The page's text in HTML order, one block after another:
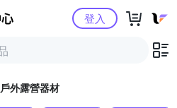
Yahoo購物中心登入
戶外露營器材